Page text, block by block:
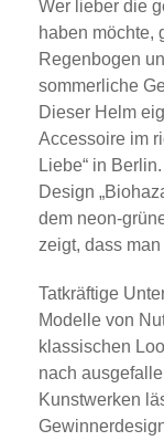
Wer lieber die
haben möchte,
Regenbogen
sommerliche
Dieser Helm
Accessoire im
Liebe“ in
Design
dem neon-
zeigt, dass
Tatkräftige
Modelle von
klassischen
nach
Kunstwerken